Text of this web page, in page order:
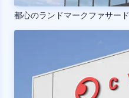
都心のランドマークファサード